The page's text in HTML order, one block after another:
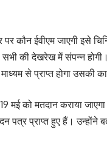
ईवीएम जाएगी इसे
की देखरेख में संपन्न
से प्राप्त होगा उसकी
मई को मतदान कराया
प्राप्त हुए हैं। उन्होंने